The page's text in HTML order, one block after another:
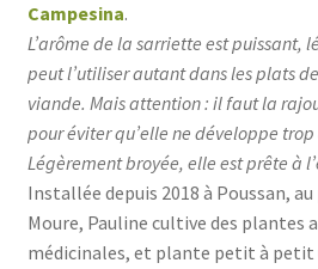
Campesina.
L’arôme de la sarriette est puissant,
peut l’utiliser autant dans les plats
viande. Mais attention : il faut la
pour éviter qu’elle ne développe
Légèrement broyée, elle est prête à
Installée depuis 2018 à Poussan,
Moure, Pauline cultive des plantes
médicinales, et plante petit à petit